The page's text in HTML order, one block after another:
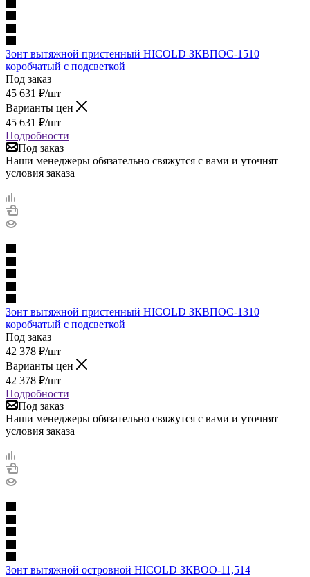
Зонт вытяжной пристенный HICOLD ЗКВПОС-1510
коробчатый с подсветкой
Под заказ
45 631 ₽/шт
Варианты цен
45 631 ₽/шт
Подробности
Под заказ
Наши менеджеры обязательно свяжутся с вами и уточнят
условия заказа
Зонт вытяжной пристенный HICOLD ЗКВПОС-1310
коробчатый с подсветкой
Под заказ
42 378 ₽/шт
Варианты цен
42 378 ₽/шт
Подробности
Под заказ
Наши менеджеры обязательно свяжутся с вами и уточнят
условия заказа
Зонт вытяжной островной HICOLD ЗКВОО-11,514